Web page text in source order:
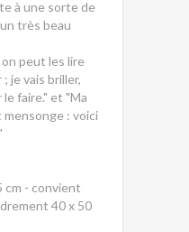
à une sorte de
très beau
peut les lire
je vais briller,
faire." et "Ma
: voici
cm - convient
40 x 50